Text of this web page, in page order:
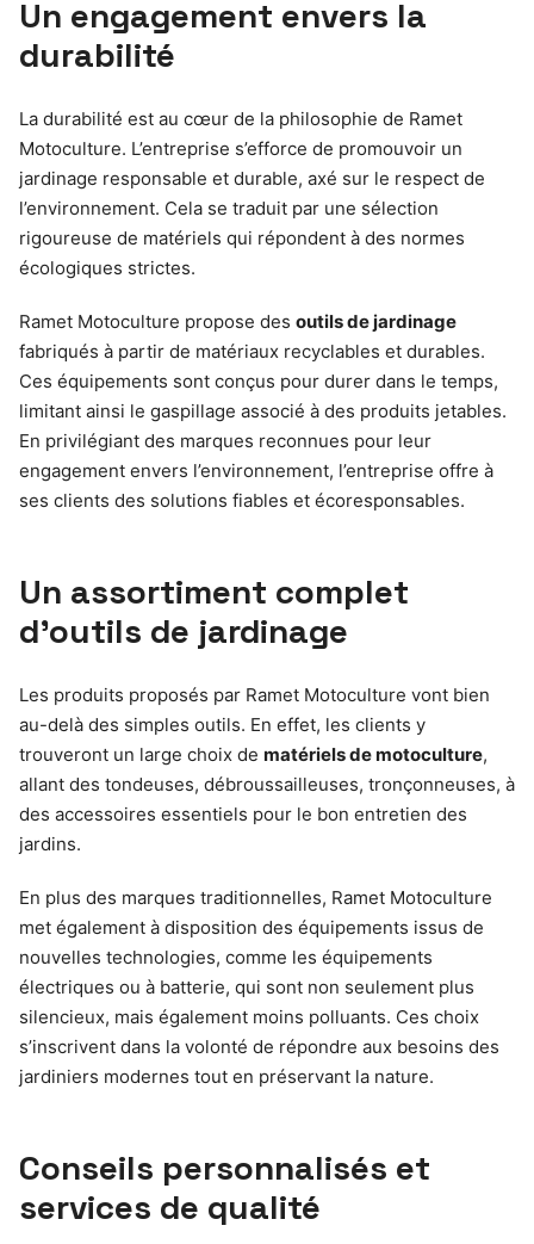
Un engagement envers la
durabilité
La durabilité est au cœur de la philosophie de Ramet
Motoculture. L’entreprise s’efforce de promouvoir un
jardinage responsable et durable, axé sur le respect de
l’environnement. Cela se traduit par une sélection
rigoureuse de matériels qui répondent à des normes
écologiques strictes.
Ramet Motoculture propose des outils de jardinage
fabriqués à partir de matériaux recyclables et durables.
Ces équipements sont conçus pour durer dans le temps,
limitant ainsi le gaspillage associé à des produits jetables.
En privilégiant des marques reconnues pour leur
engagement envers l’environnement, l’entreprise offre à
ses clients des solutions fiables et écoresponsables.
Un assortiment complet
d’outils de jardinage
Les produits proposés par Ramet Motoculture vont bien
au-delà des simples outils. En effet, les clients y
trouveront un large choix de matériels de motoculture,
allant des tondeuses, débroussailleuses, tronçonneuses, à
des accessoires essentiels pour le bon entretien des
jardins.
En plus des marques traditionnelles, Ramet Motoculture
met également à disposition des équipements issus de
nouvelles technologies, comme les équipements
électriques ou à batterie, qui sont non seulement plus
silencieux, mais également moins polluants. Ces choix
s’inscrivent dans la volonté de répondre aux besoins des
jardiniers modernes tout en préservant la nature.
Conseils personnalisés et
services de qualité